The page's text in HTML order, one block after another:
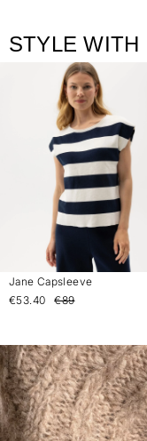
STYLE WITH
Jane Capsleeve
€53.40
€89